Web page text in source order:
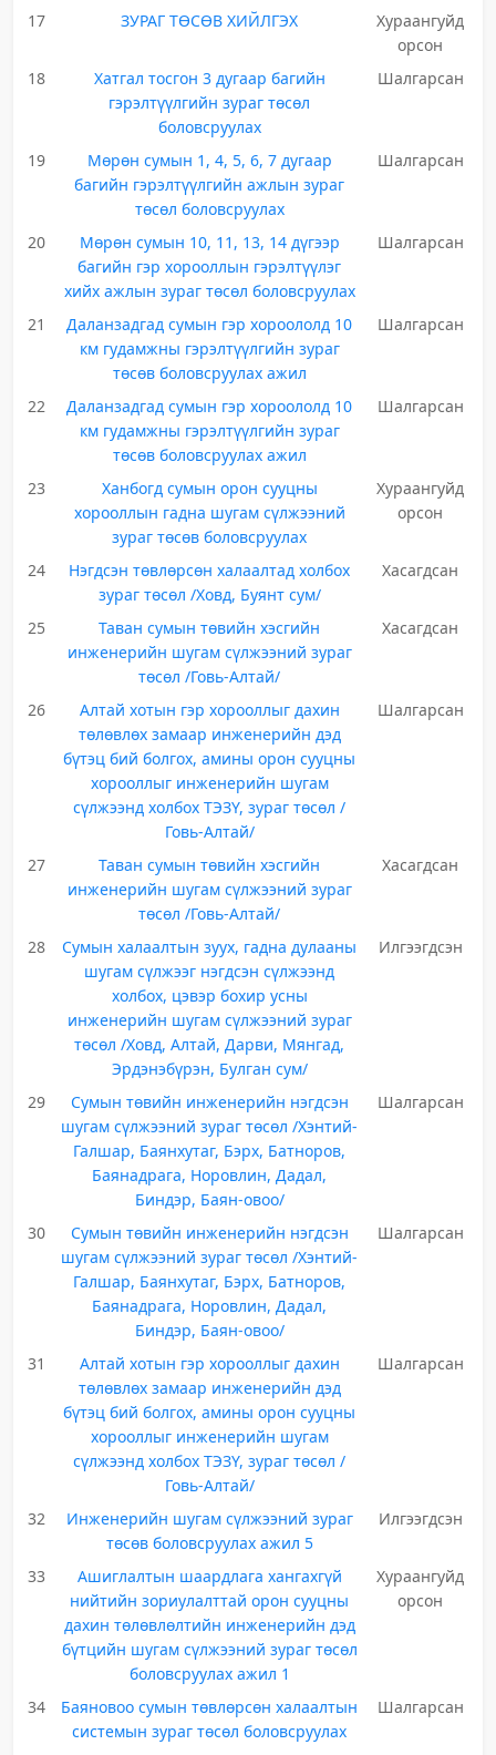
17 ЗУРАГ ТӨСӨВ ХИЙЛГЭХ
Хураангуйд
орсон
18
Хатгал тосгон 3 дугаар багийн
гэрэлтүүлгийн зураг төсөл
боловсруулах
Шалгарсан
19
Мөрөн сумын 1, 4, 5, 6, 7 дугаар
багийн гэрэлтүүлгийн ажлын зураг
төсөл боловсруулах
Шалгарсан
20
Мөрөн сумын 10, 11, 13, 14 дүгээр
багийн гэр хорооллын гэрэлтүүлэг
хийх ажлын зураг төсөл боловсруулах
Шалгарсан
21
Даланзадгад сумын гэр хороололд 10
км гудамжны гэрэлтүүлгийн зураг
төсөв боловсруулах ажил
Шалгарсан
22
Даланзадгад сумын гэр хороололд 10
км гудамжны гэрэлтүүлгийн зураг
төсөв боловсруулах ажил
Шалгарсан
23
Ханбогд сумын орон сууцны
хорооллын гадна шугам сүлжээний
зураг төсөв боловсруулах
Хураангуйд
орсон
24
Нэгдсэн төвлөрсөн халаалтад холбох
зураг төсөл /Ховд, Буянт сум/
Хасагдсан
25
Таван сумын төвийн хэсгийн
инженерийн шугам сүлжээний зураг
төсөл /Говь-Алтай/
Хасагдсан
26
Алтай хотын гэр хорооллыг дахин
төлөвлөх замаар инженерийн дэд
бүтэц бий болгох, амины орон сууцны
хорооллыг инженерийн шугам
сүлжээнд холбох ТЭЗҮ, зураг төсөл /
Говь-Алтай/
Шалгарсан
27
Таван сумын төвийн хэсгийн
инженерийн шугам сүлжээний зураг
төсөл /Говь-Алтай/
Хасагдсан
28
Сумын халаалтын зуух, гадна дулааны
шугам сүлжээг нэгдсэн сүлжээнд
холбох, цэвэр бохир усны
инженерийн шугам сүлжээний зураг
төсөл /Ховд, Алтай, Дарви, Мянгад,
Эрдэнэбүрэн, Булган сум/
Илгээгдсэн
29
Сумын төвийн инженерийн нэгдсэн
шугам сүлжээний зураг төсөл /Хэнтий-
Галшар, Баянхутаг, Бэрх, Батноров,
Баянадрага, Норовлин, Дадал,
Биндэр, Баян-овоо/
Шалгарсан
30
Сумын төвийн инженерийн нэгдсэн
шугам сүлжээний зураг төсөл /Хэнтий-
Галшар, Баянхутаг, Бэрх, Батноров,
Баянадрага, Норовлин, Дадал,
Биндэр, Баян-овоо/
Шалгарсан
31
Алтай хотын гэр хорооллыг дахин
төлөвлөх замаар инженерийн дэд
бүтэц бий болгох, амины орон сууцны
хорооллыг инженерийн шугам
сүлжээнд холбох ТЭЗҮ, зураг төсөл /
Говь-Алтай/
Шалгарсан
32
Инженерийн шугам сүлжээний зураг
төсөв боловсруулах ажил 5
Илгээгдсэн
33
Ашиглалтын шаардлага хангахгүй
нийтийн зориулалттай орон сууцны
дахин төлөвлөлтийн инженерийн дэд
бүтцийн шугам сүлжээний зураг төсөл
боловсруулах ажил 1
Хураангуйд
орсон
34
Баяновоо сумын төвлөрсөн халаалтын
системын зураг төсөл боловсруулах
Шалгарсан